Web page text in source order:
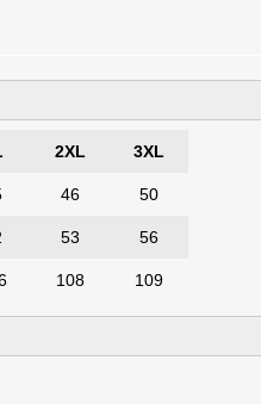
2XL 3XL
46 50
53 56
108 109